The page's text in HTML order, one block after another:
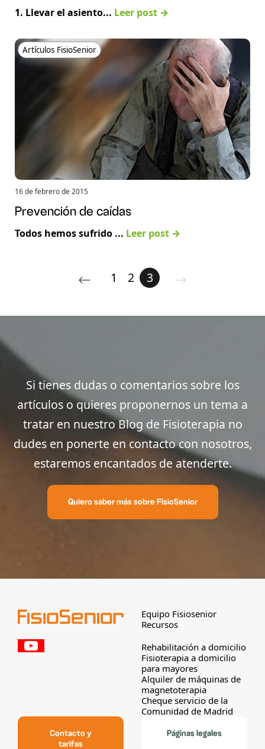
1. Llevar el asiento... Leer post →
Artículos FisioSenior
16 de febrero de 2015
Prevención de caídas
Todos hemos sufrido ... Leer post →
1 2 3
Si tienes dudas o comentarios sobre los
artículos o quieres proponernos un tema a
tratar en nuestro Blog de Fisioterapia no
dudes en ponerte en contacto con nosotros,
estaremos encantados de atenderte.
Quiero saber más sobre FisioSenior
Equipo Fisiosenior
Recursos
Rehabilitación a domicilio
Fisioterapia a domicilio
para mayores
Alquiler de máquinas de
magnetoterapia
Cheque servicio de la
Comunidad de Madrid
Contacto y
tarifas
Páginas legales